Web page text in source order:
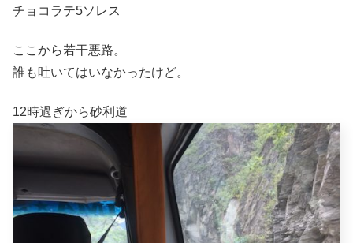
チョコラテ5ソレス
ここから若干悪路。
誰も吐いてはいなかったけど。
12時過ぎから砂利道